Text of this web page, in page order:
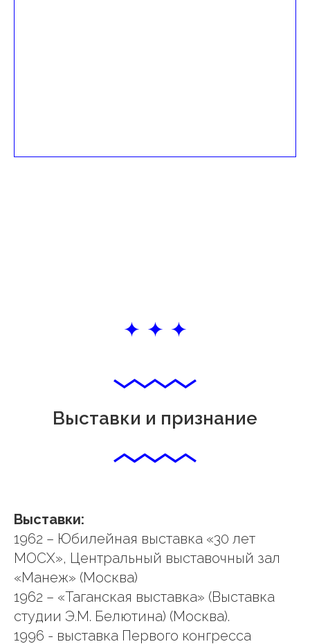
Выставки и признание
Выставки:
1962 – Юбилейная выставка «30 лет
МОСХ», Центральный выставочный зал
«Манеж» (Москва)
1962 – «Таганская выставка» (Выставка
студии Э.М. Белютина) (Москва).
1996 - выставка Первого конгресса